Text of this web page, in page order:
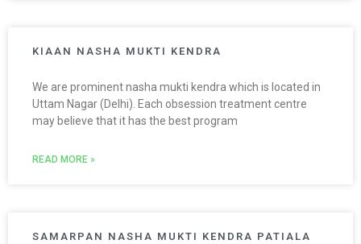
KIAAN NASHA MUKTI KENDRA
We are prominent nasha mukti kendra which is located in
Uttam Nagar (Delhi). Each obsession treatment centre
may believe that it has the best program
READ MORE »
SAMARPAN NASHA MUKTI KENDRA PATIALA